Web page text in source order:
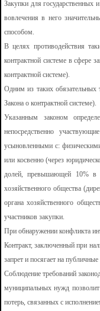
Закупки для
вовлечения в него
способом.
В целях противодействия
контрактной системе в сфере
контрактной системе).
Одним из таких обязательных
Закона о контрактной системе).
Указанным законом
непосредственно
усыновленными с:
или косвенно (через
долей, превышающей 10% в
хозяйственного общества
органа хозяйственного
участников закупки.
При обнаружении конфликта
Контракт, заключенный при
запрет и посягает на публичные
Соблюдение требований
муниципальных нужд
потерь, связанных с